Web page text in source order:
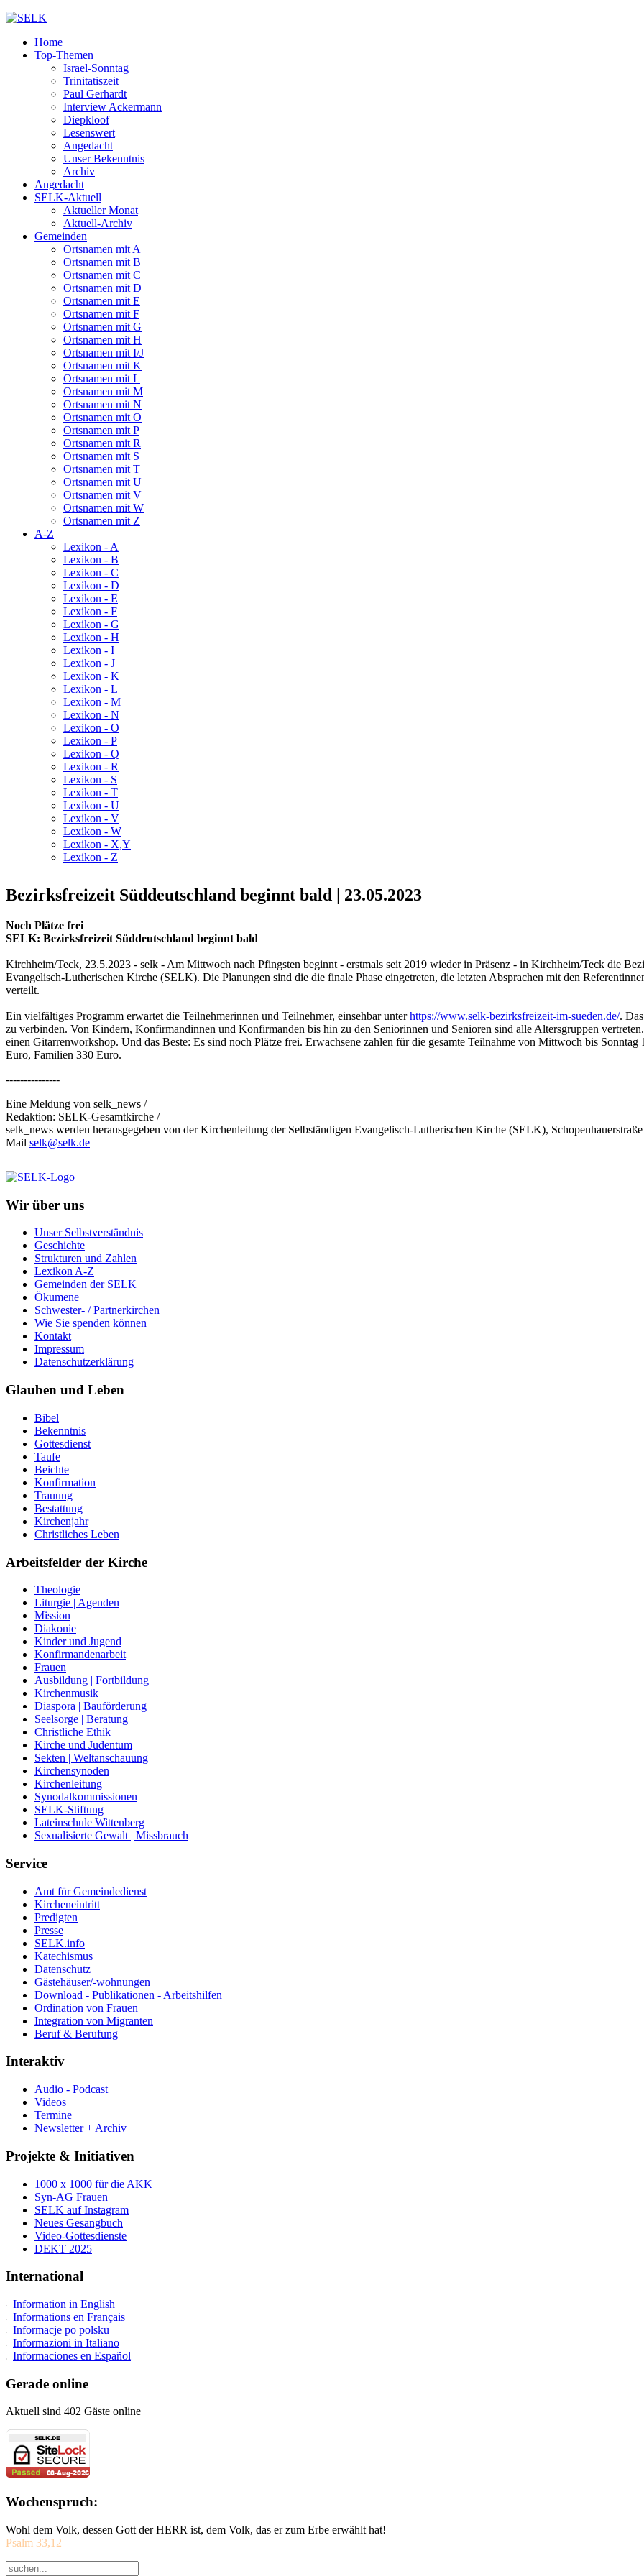
Home
Top-Themen
Israel-Sonntag
Trinitatiszeit
Paul Gerhardt
Interview Ackermann
Diepkloof
Lesenswert
Angedacht
Unser Bekenntnis
Archiv
Angedacht
SELK-Aktuell
Aktueller Monat
Aktuell-Archiv
Gemeinden
Ortsnamen mit A
Ortsnamen mit B
Ortsnamen mit C
Ortsnamen mit D
Ortsnamen mit E
Ortsnamen mit F
Ortsnamen mit G
Ortsnamen mit H
Ortsnamen mit I/J
Ortsnamen mit K
Ortsnamen mit L
Ortsnamen mit M
Ortsnamen mit N
Ortsnamen mit O
Ortsnamen mit P
Ortsnamen mit R
Ortsnamen mit S
Ortsnamen mit T
Ortsnamen mit U
Ortsnamen mit V
Ortsnamen mit W
Ortsnamen mit Z
A-Z
Lexikon - A
Lexikon - B
Lexikon - C
Lexikon - D
Lexikon - E
Lexikon - F
Lexikon - G
Lexikon - H
Lexikon - I
Lexikon - J
Lexikon - K
Lexikon - L
Lexikon - M
Lexikon - N
Lexikon - O
Lexikon - P
Lexikon - Q
Lexikon - R
Lexikon - S
Lexikon - T
Lexikon - U
Lexikon - V
Lexikon - W
Lexikon - X,Y
Lexikon - Z
Bezirksfreizeit Süddeutschland beginnt bald | 23.05.2023
Noch Plätze frei
SELK: Bezirksfreizeit Süddeutschland beginnt bald
Kirchheim/Teck, 23.5.2023 - selk - Am Mittwoch nach Pfingsten beginnt - erstmals seit 2019 wieder in Präsenz - in Kirchheim/Teck die
Evangelisch-Lutherischen Kirche (SELK). Die Planungen sind die die finale Phase eingetreten, die letzten Absprachen mit den
verteilt.
Ein vielfältiges Programm erwartet die Teilnehmerinnen und Teilnehmer, einsehbar unterhttps://www.selk-bezirksfreizeit-im-sueden.de/.
zu verbinden. Von Kindern, Konfirmandinnen und Konfirmanden bis hin zu den Seniorinnen und Senioren sind alle Altersgruppen
einen Gitarrenworkshop. Und das Beste: Es sind noch Plätze frei. Erwachsene zahlen für die gesamte Teilnahme von Mittwoch bis
Euro, Familien 330 Euro.
---------------
Eine Meldung von selk_news /
Redaktion: SELK-Gesamtkirche /
selk_news werden herausgegeben von der Kirchenleitung der Selbständigen Evangelisch-Lutherischen Kirche (SELK),
Mail selk@selk.de
Wir über uns
Unser Selbstverständnis
Geschichte
Strukturen und Zahlen
Lexikon A-Z
Gemeinden der SELK
Ökumene
Schwester- / Partnerkirchen
Wie Sie spenden können
Kontakt
Impressum
Datenschutzerklärung
Glauben und Leben
Bibel
Bekenntnis
Gottesdienst
Taufe
Beichte
Konfirmation
Trauung
Bestattung
Kirchenjahr
Christliches Leben
Arbeitsfelder der Kirche
Theologie
Liturgie | Agenden
Mission
Diakonie
Kinder und Jugend
Konfirmandenarbeit
Frauen
Ausbildung | Fortbildung
Kirchenmusik
Diaspora | Bauförderung
Seelsorge | Beratung
Christliche Ethik
Kirche und Judentum
Sekten | Weltanschauung
Kirchensynoden
Kirchenleitung
Synodalkommissionen
SELK-Stiftung
Lateinschule Wittenberg
Sexualisierte Gewalt | Missbrauch
Service
Amt für Gemeindedienst
Kircheneintritt
Predigten
Presse
SELK.info
Katechismus
Datenschutz
Gästehäuser/-wohnungen
Download - Publikationen - Arbeitshilfen
Ordination von Frauen
Integration von Migranten
Beruf & Berufung
Interaktiv
Audio - Podcast
Videos
Termine
Newsletter + Archiv
Projekte & Initiativen
1000 x 1000 für die AKK
Syn-AG Frauen
SELK auf Instagram
Neues Gesangbuch
Video-Gottesdienste
DEKT 2025
International
Information in English
Informations en Français
Informacje po polsku
Informazioni in Italiano
Informaciones en Español
Gerade online
Aktuell sind 402 Gäste online
Wochenspruch:
Wohl dem Volk, dessen Gott der HERR ist, dem Volk, das er zum Erbe erwählt hat!
Psalm 33,12